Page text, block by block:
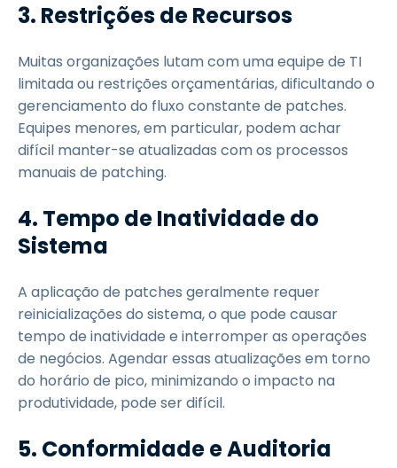
3. Restrições de Recursos
Muitas organizações lutam com uma equipe de TI
limitada ou restrições orçamentárias, dificultando o
gerenciamento do fluxo constante de patches.
Equipes menores, em particular, podem achar
difícil manter-se atualizadas com os processos
manuais de patching.
4. Tempo de Inatividade do
Sistema
A aplicação de patches geralmente requer
reinicializações do sistema, o que pode causar
tempo de inatividade e interromper as operações
de negócios. Agendar essas atualizações em torno
do horário de pico, minimizando o impacto na
produtividade, pode ser difícil.
5. Conformidade e Auditoria